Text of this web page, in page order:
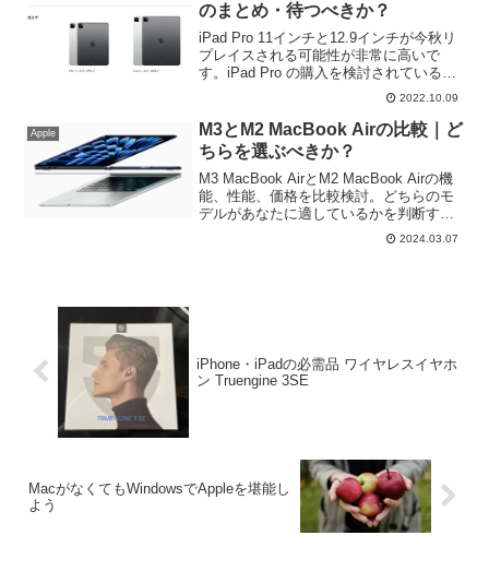
のまとめ・待つべきか？
iPad Pro 11インチと12.9インチが今秋リ
プレイスされる可能性が非常に高いで
す。iPad Pro の購入を検討されている方
にとっては仕様が気になるところでしょ
う。発表前の今、新型iPad Proの予想さ
れる仕様と、新型の登場を待つべきか、
現行モデルを購入しても大丈夫か等につ
いて改めてまとめてみます。
2022.10.09
Apple
M3とM2 MacBook Airの比較｜ど
ちらを選ぶべきか？
M3 MacBook AirとM2 MacBook Airの機
能、性能、価格を比較検討。どちらのモ
デルがあなたに適しているかを判断する
のに役立ちます。M3とM2を比較し、進
化した点やどちらがお勧めか解説！
2024.03.07
iPhone・iPadの必需品 ワイヤレスイヤホ
ン Truengine 3SE
MacがなくてもWindowsでAppleを堪能し
よう